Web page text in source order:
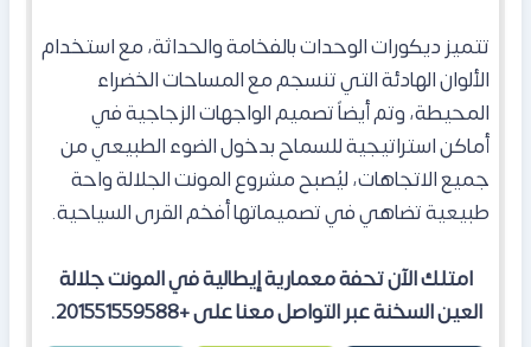
تتميز ديكورات الوحدات بالفخامة والحداثة، مع استخدام
الألوان الهادئة التي تنسجم مع المساحات الخضراء
المحيطة، وتم أيضاً تصميم الواجهات الزجاجية في
أماكن استراتيجية للسماح بدخول الضوء الطبيعي من
جميع الاتجاهات، ليُصبح مشروع المونت الجلالة واحة
طبيعية تضاهي في تصميماتها أفخم القرى السياحية.
امتلك الآن تحفة معمارية إيطالية في المونت جلالة
العين السخنة عبر التواصل معنا على +201551559588.